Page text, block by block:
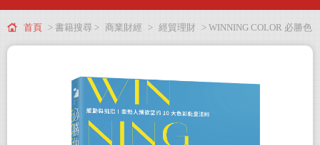
出版專區
會員專屬
會員儲值方案
首頁 > 書籍搜尋 > 商業財經 > 經貿理財 > WINNING COLOR 必勝色